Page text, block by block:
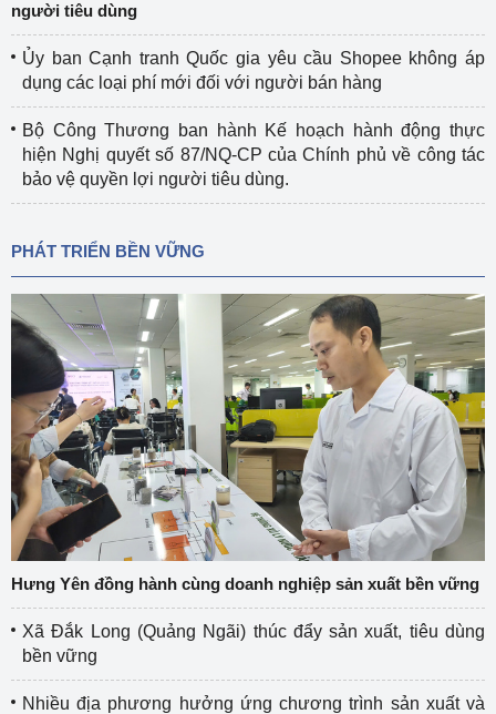
người tiêu dùng
Ủy ban Cạnh tranh Quốc gia yêu cầu Shopee không áp
dụng các loại phí mới đối với người bán hàng
Bộ Công Thương ban hành Kế hoạch hành động thực
hiện Nghị quyết số 87/NQ-CP của Chính phủ về công tác
bảo vệ quyền lợi người tiêu dùng.
PHÁT TRIỂN BỀN VỮNG
Hưng Yên đồng hành cùng doanh nghiệp sản xuất bền vững
Xã Đắk Long (Quảng Ngãi) thúc đẩy sản xuất, tiêu dùng
bền vững
Nhiều địa phương hưởng ứng chương trình sản xuất và